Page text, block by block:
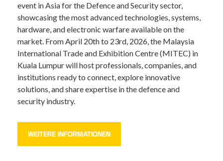
event in Asia for the Defence and Security sector,
showcasing the most advanced technologies, systems,
hardware, and electronic warfare available on the
market. From April 20th to 23rd, 2026, the Malaysia
International Trade and Exhibition Centre (MITEC) in
Kuala Lumpur will host professionals, companies, and
institutions ready to connect, explore innovative
solutions, and share expertise in the defence and
security industry.
WEITERE INFORMATIONEN